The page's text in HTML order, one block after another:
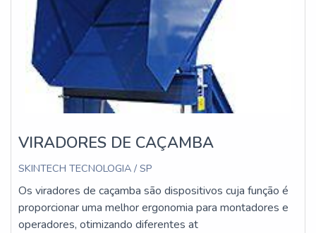
VIRADORES DE CAÇAMBA
SKINTECH TECNOLOGIA / SP
Os viradores de caçamba são dispositivos cuja função é
proporcionar uma melhor ergonomia para montadores e
operadores, otimizando diferentes at